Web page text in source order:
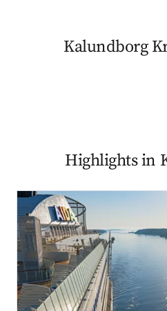
Kalundborg
Highlights in